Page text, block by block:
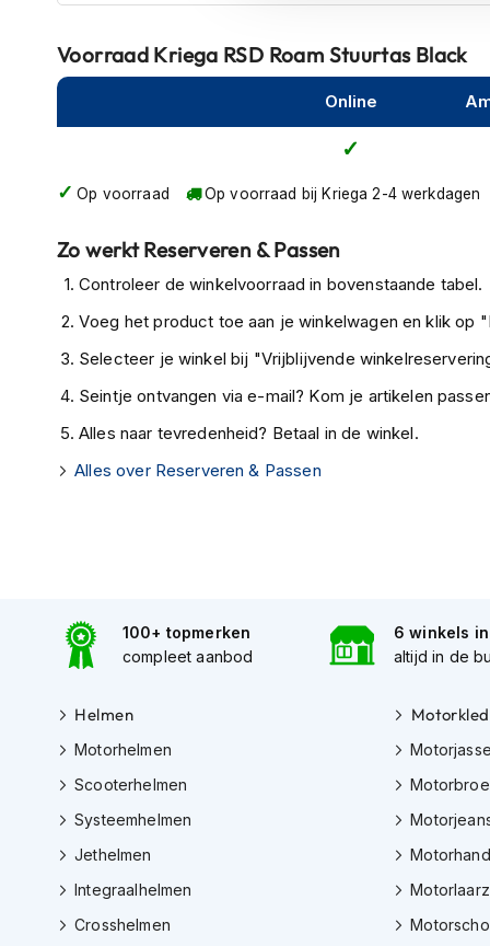
Motorjassen
Heren
Doorwaai
Waterdichte
motorjassen
Leren
motorjassen
Textiele
Dames
motorbroeken
motorbroeken
Waterdichte
motorbroeken
Leren
motorbroeken
Textiel
motorbroeken
Voorraad Kriega RSD Roam Stuurtas Black
Online
Op voorraad Op voorraad bij Kriega 2-4 werkdagen
Zo werkt Reserveren & Passen
Controleer de winkelvoorraad in bovenstaande tabel.
Voeg het product toe aan je winkelwagen en klik op
Selecteer je winkel bij "Vrijblijvende
Seintje ontvangen via e-mail? Kom je artikelen
Alles naar tevredenheid? Betaal in de winkel.
Alles over Reserveren & Passen
100+ topmerken
compleet aanbod
6 winkels in
altijd in de
Helmen
Motorhelmen
Scooterhelmen
Systeemhelmen
Jethelmen
Integraalhelmen
Crosshelmen